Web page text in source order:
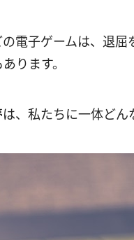
電子ゲームは、退
ります。
、私たちに一体ど